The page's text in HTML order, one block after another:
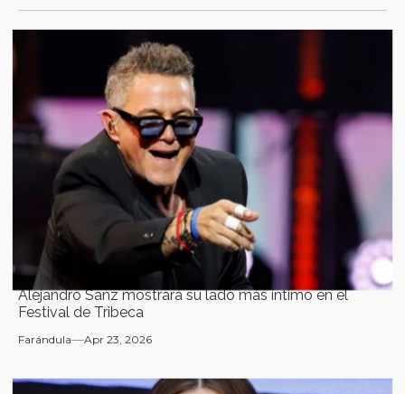
Alejandro Sanz mostrará su lado más íntimo en el
Festival de Tribeca
Farándula Apr 23, 2026